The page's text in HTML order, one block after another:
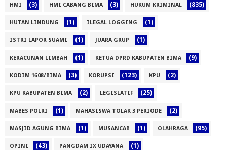
HMI (3) HMI CABANG BIMA (3) HUKUM KRIMINAL (835)
HUTAN LINDUNG (1) ILEGAL LOGGING (1)
ISTRI LAPOR SUAMI (1) JUARA GRUP (1)
KERACUNAN LIMBAH (1) KETUA DPRD KABUPATEN BIMA (9)
KODIM 1608/BIMA (3) KORUPSI (123) KPU (2)
KPU KABUPATEN BIMA (2) LEGISLATIF (25)
MABES POLRI (1) MAHASISWA TOLAK 3 PERIODE (2)
MASJID AGUNG BIMA (1) MUSANCAB (1) OLAHRAGA (95)
OPINI (43) PANGDAM IX UDAYANA (1)